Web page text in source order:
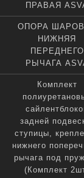
ПРАВАЯ
ОПОРА
НИЖНЯЯ
ПЕРЕДНЕГО
РЫЧАГА
Комплект
задней
ступицы,
нижнего
рычага под
(Комплект